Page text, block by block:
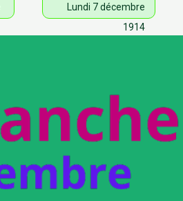
Lundi 7 décembre
1914